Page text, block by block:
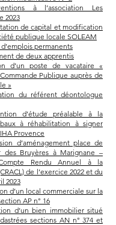
à l’association Les
2023
de capital et modification
publique locale SOLEAM
permanents
de deux apprentis
d’un poste de vacataire «
Publique auprès de
»
du référent déontologue
d’étude préalable à la
à réhabilitation à signer
Provence
d’aménagement place de
des Bruyères à Marignane –
Rendu Annuel à la
de l’exercice 2022 et du
2023
d’un local commerciale sur la
AP n° 16
d’un bien immobilier situé
sections AN n° 374 et